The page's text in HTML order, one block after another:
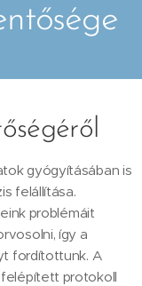
gyógyításában is
felállítása.
problémáit
így a
fordítottunk. A
protokoll